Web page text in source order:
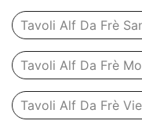
Tavoli Alf Da Frè
Tavoli Alf Da Frè
Tavoli Alf Da Frè